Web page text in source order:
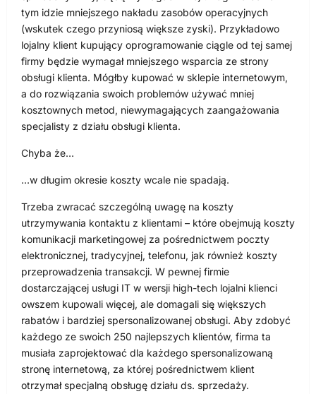
tym idzie mniejszego nakładu zasobów operacyjnych
(wskutek czego przyniosą większe zyski). Przykładowo
lojalny klient kupujący oprogramowanie ciągle od tej samej
firmy będzie wymagał mniejszego wsparcia ze strony
obsługi klienta. Mógłby kupować w sklepie internetowym,
a do rozwiązania swoich problemów używać mniej
kosztownych metod, niewymagających zaangażowania
specjalisty z działu obsługi klienta.
Chyba że…
…w długim okresie koszty wcale nie spadają.
Trzeba zwracać szczególną uwagę na koszty
utrzymywania kontaktu z klientami – które obejmują koszty
komunikacji marketingowej za pośrednictwem poczty
elektronicznej, tradycyjnej, telefonu, jak również koszty
przeprowadzenia transakcji. W pewnej firmie
dostarczającej usługi IT w wersji high-tech lojalni klienci
owszem kupowali więcej, ale domagali się większych
rabatów i bardziej spersonalizowanej obsługi. Aby zdobyć
każdego ze swoich 250 najlepszych klientów, firma ta
musiała zaprojektować dla każdego spersonalizowaną
stronę internetową, za której pośrednictwem klient
otrzymał specjalną obsługę działu ds. sprzedaży.